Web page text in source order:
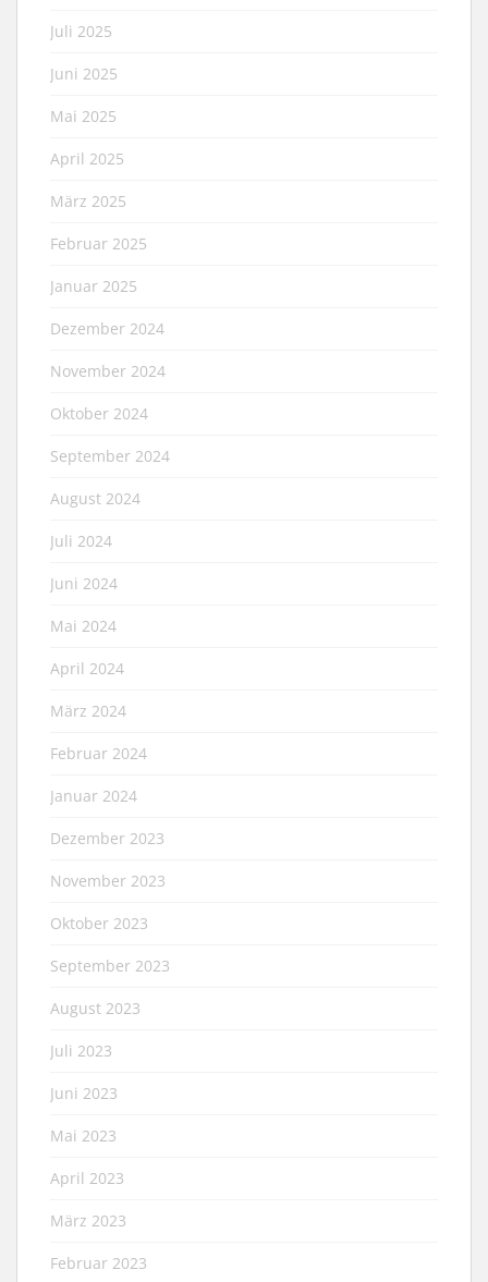
Juli 2025
Juni 2025
Mai 2025
April 2025
März 2025
Februar 2025
Januar 2025
Dezember 2024
November 2024
Oktober 2024
September 2024
August 2024
Juli 2024
Juni 2024
Mai 2024
April 2024
März 2024
Februar 2024
Januar 2024
Dezember 2023
November 2023
Oktober 2023
September 2023
August 2023
Juli 2023
Juni 2023
Mai 2023
April 2023
März 2023
Februar 2023